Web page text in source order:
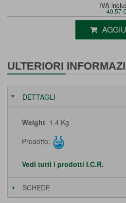
IVA
40,57 €
ULTERIORI
DETTAGLI
Weight 1.4 Kg
Prodotto:
Vedi tutti i prodotti I.C.R.
SCHEDE